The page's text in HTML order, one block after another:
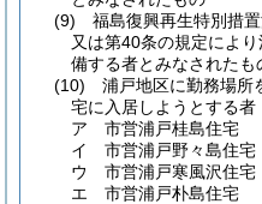
(9)
福島復興再生特別措
又は第40条の規定によ
備する者とみなされたも
(10)
浦戸地区に勤務場所
宅に入居しようとする者
ア
市営浦戸桂島住宅
イ
市営浦戸野々島住宅
ウ
市営浦戸寒風沢住宅
エ
市営浦戸朴島住宅